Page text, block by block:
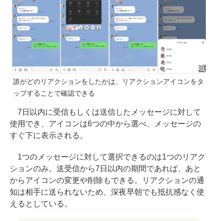
誰がどのリアクションをしたかは、リアクションアイコンをタ
ップすることで確認できる
7日以内に受信もしくは送信したメッセージに対して
使用でき、アイコンは6つの中から選べ、メッセージの
すぐ下に表示される。
1つのメッセージに対して選択できるのは1つのリアク
ションのみ。送受信から7日以内の期間であれば、あと
からアイコンの変更や削除もできる。リアクションの通
知は相手に送られないため、深夜早朝でも抵抗感なく使
えるとしている。